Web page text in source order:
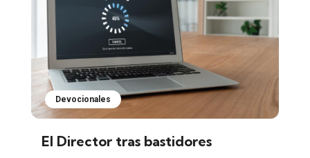
Devocionales
El Director tras bastidores